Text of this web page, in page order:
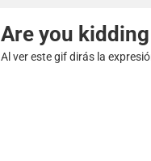
Are you
Al ver este gif dirás la